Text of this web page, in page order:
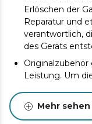
Erlöschen der
Reparatur und
verantwortlich,
des Geräts
Leistung. Um
Mehr sehen